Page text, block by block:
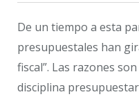
De un tiempo a esta
presupuestales han
fiscal”. Las razones
disciplina